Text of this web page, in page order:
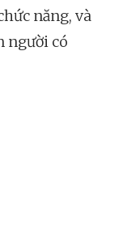
năng, và
người có